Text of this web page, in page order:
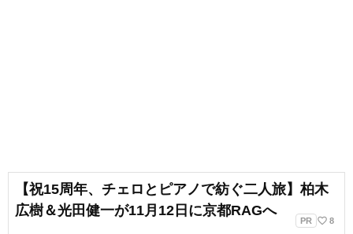
【祝15周年、チェロとピアノで紡ぐ二人旅】柏木
広樹＆光田健一が11月12日に京都RAGへ
PR favorite_border 8